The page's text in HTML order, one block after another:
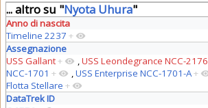
... altro su "Nyota Uhura"
Anno di nascita
Timeline 2237 +
Assegnazione
USS Gallant+ ,USS Leondegrance NCC-2176
NCC-1701 + ,USS Enterprise NCC-1701-A+
Flotta Stellare +
DataTrek ID